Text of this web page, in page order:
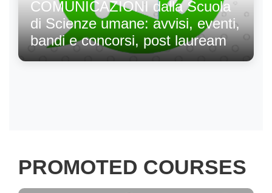
COMUNICAZIONI dalla Scuola
di Scienze umane: avvisi, eventi,
bandi e concorsi, post lauream
PROMOTED COURSES